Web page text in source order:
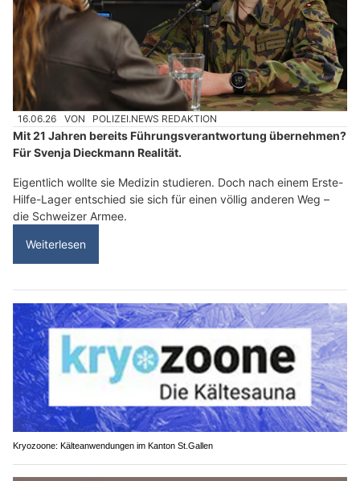
16.06.26 VON POLIZEI.NEWS REDAKTION
Mit 21 Jahren bereits Führungsverantwortung übernehmen?
Für Svenja Dieckmann Realität.
Eigentlich wollte sie Medizin studieren. Doch nach einem Erste-
Hilfe-Lager entschied sie sich für einen völlig anderen Weg –
die Schweizer Armee.
Weiterlesen
Kryozoone: Kälteanwendungen im Kanton St.Gallen